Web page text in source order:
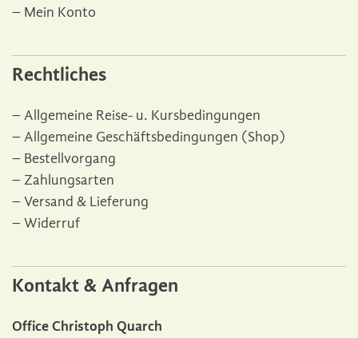
Mein Konto
Rechtliches
Allgemeine Reise- u. Kursbedingungen
Allgemeine Geschäftsbedingungen (Shop)
Bestellvorgang
Zahlungsarten
Versand & Lieferung
Widerruf
Kontakt & Anfragen
Office Christoph Quarch